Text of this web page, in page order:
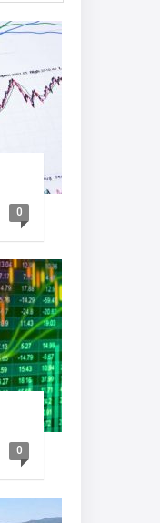
0
0